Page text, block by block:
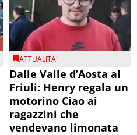
ATTUALITA'
Dalle Valle d’Aosta al
Friuli: Henry regala un
motorino Ciao ai
ragazzini che
vendevano limonata